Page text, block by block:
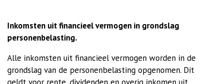
Inkomsten uit financieel vermogen in grondslag
personenbelasting.
Alle inkomsten uit financieel vermogen worden in de
grondslag van de personenbelasting opgenomen. Dit